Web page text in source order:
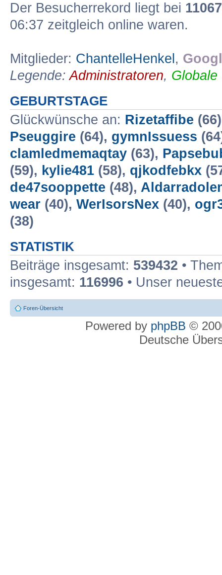
Der Besucherrekord liegt bei 11067
06:37 zeitgleich online waren.
Mitglieder: ChantelleHenkel ,
Legende:Administratoren, Globale
GEBURTSTAGE
Glückwünsche an: Rizetaffibe
Pseuggire (64), gymnIssuess
clamledmemaqtay (63),
(59), kylie481 (58), qjkodfebkx
de47sooppette (48),
wear (40), WerIsorsNex (40),
(38)
STATISTIK
Beiträge insgesamt: 539432 •
insgesamt: 116996 • Unser
Foren-Übersicht
Powered by phpBB ©
Deutsche